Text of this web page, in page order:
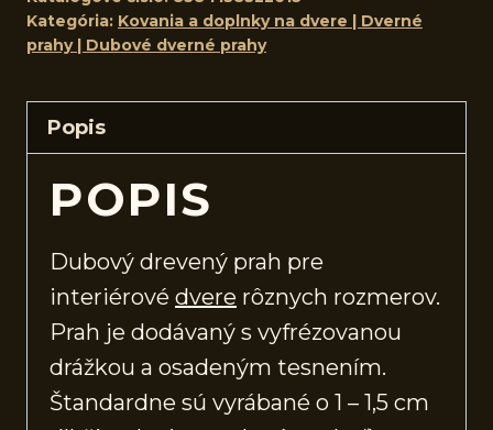
Kategória: Kovania a doplnky na dvere | Dverné
prahy | Dubové dverné prahy
Popis
POPIS
Dubový drevený prah pre
interiérové dvere rôznych rozmerov.
Prah je dodávaný s vyfrézovanou
drážkou a osadeným tesnením.
Štandardne sú vyrábané o 1 – 1,5 cm